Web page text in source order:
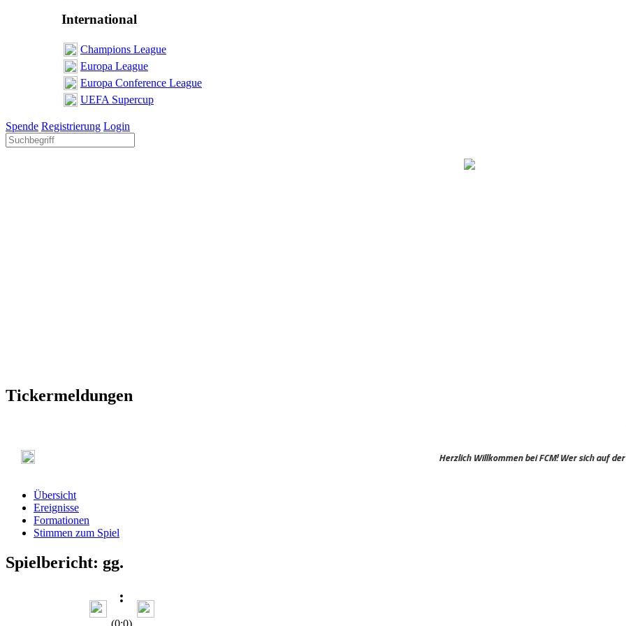
International
Champions League
Europa League
Europa Conference League
UEFA Supercup
Spende Registrierung Login
Tickermeldungen
Herzlich Willkommen bei FCM! Wer sich auf der
Übersicht
Ereignisse
Formationen
Stimmen zum Spiel
Spielbericht: gg.
: